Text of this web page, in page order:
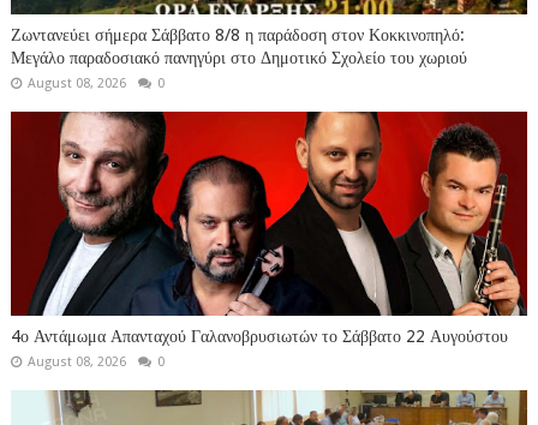
Ζωντανεύει σήμερα Σάββατο 8/8 η παράδοση στον Κοκκινοπηλό:
Μεγάλο παραδοσιακό πανηγύρι στο Δημοτικό Σχολείο του χωριού
August 08, 2026 0
4ο Αντάμωμα Απανταχού Γαλανοβρυσιωτών το Σάββατο 22 Αυγούστου
August 08, 2026 0